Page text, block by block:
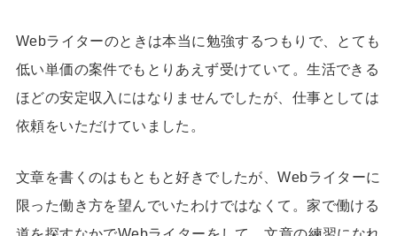
Webライターのときは本当に勉強するつもりで、とても
低い単価の案件でもとりあえず受けていて。生活できる
ほどの安定収入にはなりませんでしたが、仕事としては
依頼をいただけていました。
文章を書くのはもともと好きでしたが、Webライターに
限った働き方を望んでいたわけではなくて。家で働ける